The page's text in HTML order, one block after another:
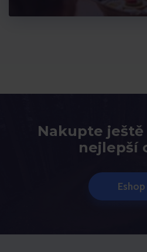
Nakupte ještě
nejlepší
Eshop